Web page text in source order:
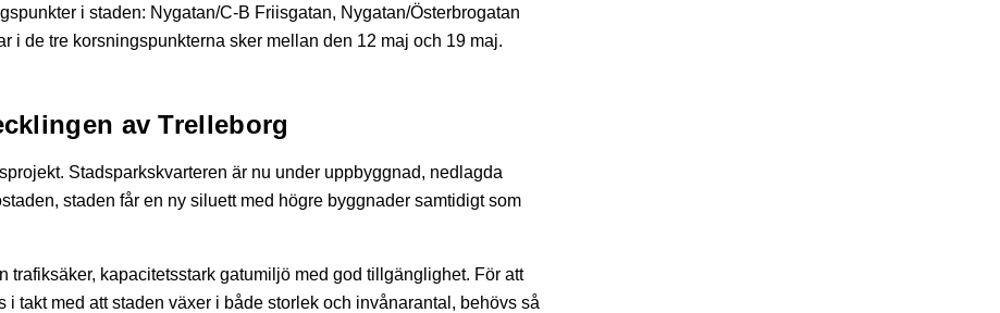
i staden: Nygatan/C-B Friisgatan, Nygatan/Österbrogatan
i de tre korsningspunkterna sker mellan den 12 maj och 19 maj.
av Trelleborg
Stadsparkskvarteren är nu under uppbyggnad, nedlagda
staden får en ny siluett med högre byggnader samtidigt som
trafiksäker, kapacitetsstark gatumiljö med god tillgänglighet. För att
takt med att staden växer i både storlek och invånarantal, behövs så